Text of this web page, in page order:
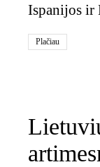
Ispanijos ir
Plačiau